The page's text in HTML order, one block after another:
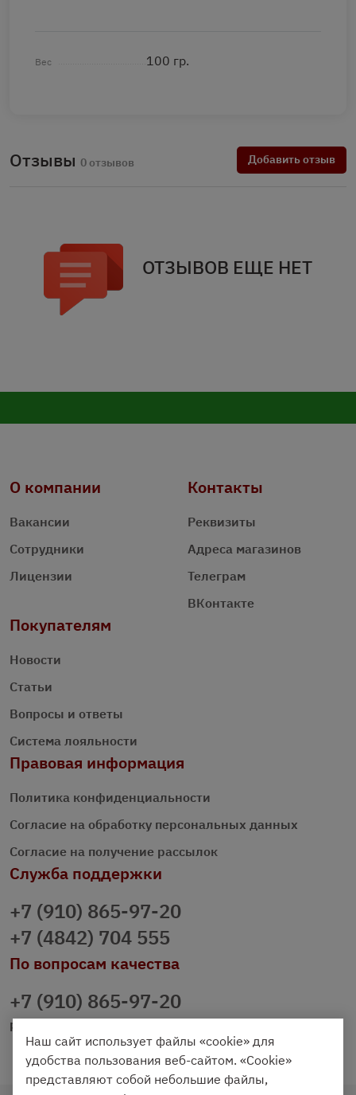
Вес 100 гр.
Отзывы 0 отзывов Добавить отзыв
ОТЗЫВОВ ЕЩЕ НЕТ
О компании
Вакансии
Сотрудники
Лицензии
Контакты
Реквизиты
Адреса магазинов
Телеграм
ВКонтакте
Покупателям
Новости
Статьи
Вопросы и ответы
Система лояльности
Правовая информация
Политика конфиденциальности
Согласие на обработку персональных данных
Согласие на получение рассылок
Служба поддержки
+7 (910) 865-97-20
+7 (4842) 704 555
По вопросам качества
+7 (910) 865-97-20
prazdnichniy40@palmi.ru
Наш сайт использует файлы «cookie» для
удобства пользования веб-сайтом. «Cookie»
представляют собой небольшие файлы,